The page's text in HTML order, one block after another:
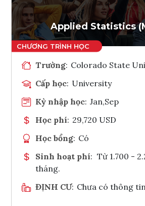
Tham vấn
Applied Statistics
Trường: Colorado State
Cấp học: University
Kỳ nhập học: Jan,Sep
Học phí: 29,720 USD
Học bổng: Có
Sinh hoạt phí: Từ 1.700 -
tháng.
ĐỊNH CƯ: Chưa có thông tin